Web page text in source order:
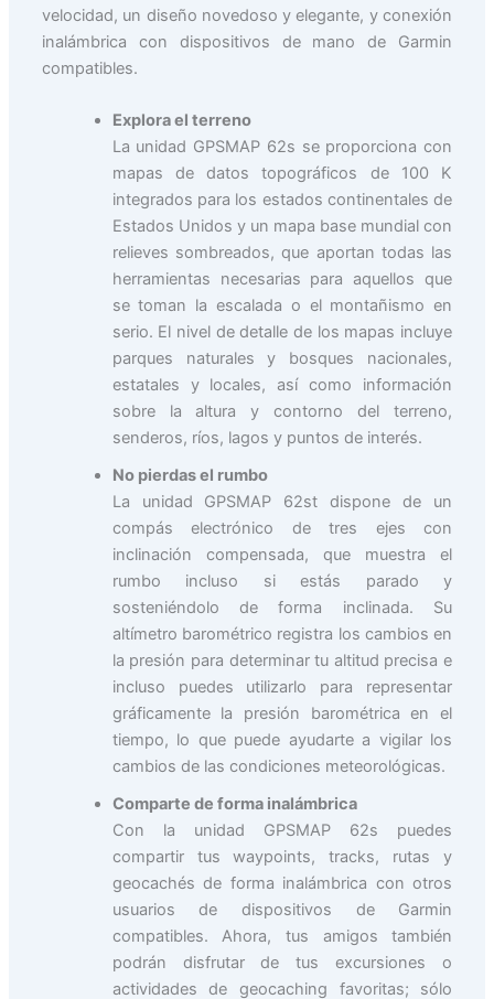
velocidad, un diseño novedoso y elegante, y conexión
inalámbrica con dispositivos de mano de Garmin
compatibles.
Explora el terreno
La unidad GPSMAP 62s se proporciona con
mapas de datos topográficos de 100 K
integrados para los estados continentales de
Estados Unidos y un mapa base mundial con
relieves sombreados, que aportan todas las
herramientas necesarias para aquellos que
se toman la escalada o el montañismo en
serio. El nivel de detalle de los mapas incluye
parques naturales y bosques nacionales,
estatales y locales, así como información
sobre la altura y contorno del terreno,
senderos, ríos, lagos y puntos de interés.
No pierdas el rumbo
La unidad GPSMAP 62st dispone de un
compás electrónico de tres ejes con
inclinación compensada, que muestra el
rumbo incluso si estás parado y
sosteniéndolo de forma inclinada. Su
altímetro barométrico registra los cambios en
la presión para determinar tu altitud precisa e
incluso puedes utilizarlo para representar
gráficamente la presión barométrica en el
tiempo, lo que puede ayudarte a vigilar los
cambios de las condiciones meteorológicas.
Comparte de forma inalámbrica
Con la unidad GPSMAP 62s puedes
compartir tus waypoints, tracks, rutas y
geocachés de forma inalámbrica con otros
usuarios de dispositivos de Garmin
compatibles. Ahora, tus amigos también
podrán disfrutar de tus excursiones o
actividades de geocaching favoritas; sólo